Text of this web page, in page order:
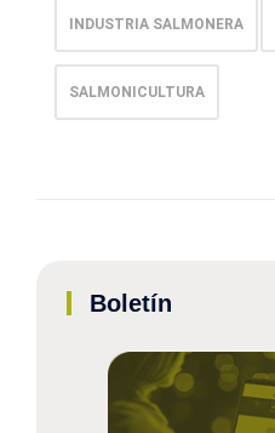
INDUSTRIA SALMONERA
SALMONICULTURA
Boletín